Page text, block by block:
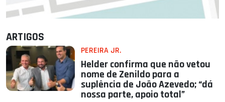
ARTIGOS
PEREIRA JR.
Helder confirma que não vetou
nome de Zenildo para a
suplência de João Azevedo; “dá
nossa parte, apoio total”